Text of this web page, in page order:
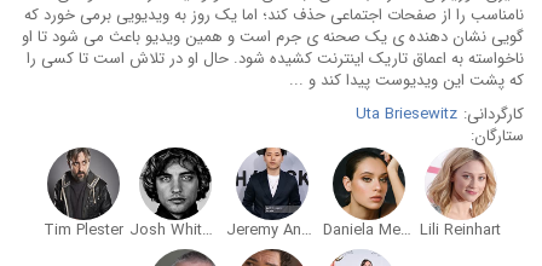
نامناسب را از صفحات اجتماعی حذف کند؛ اما یک روز به ویدیویی برمی خورد که
گویی نشان دهنده ی یک صحنه ی جرم است و همین ویدیو باعث می شود تا او
ناخواسته به اعماق تاریک اینترنت کشیده شود. حال او در تلاش است تا کسی را
که پشت این ویدیوست پیدا کند و ...
کارگردانی: Uta Briesewitz
ستارگان:
Lili Reinhart
Daniela Melchior
Jeremy Ang Jones
Josh Whitehouse
Tim Plester